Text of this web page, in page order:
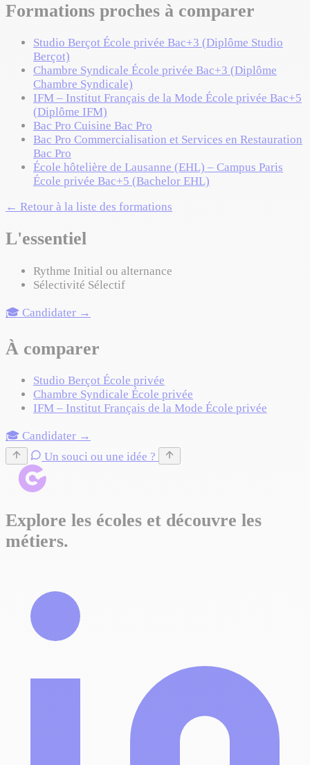
Formations proches à comparer
Studio Berçot École privée Bac+3 (Diplôme Studio
Berçot)
Chambre Syndicale École privée Bac+3 (Diplôme
Chambre Syndicale)
IFM – Institut Français de la Mode École privée Bac+5
(Diplôme IFM)
Bac Pro Cuisine Bac Pro
Bac Pro Commercialisation et Services en Restauration
Bac Pro
École hôtelière de Lausanne (EHL) – Campus Paris
École privée Bac+5 (Bachelor EHL)
← Retour à la liste des formations
L'essentiel
Rythme Initial ou alternance
Sélectivité Sélectif
🎓 Candidater →
À comparer
Studio Berçot École privée
Chambre Syndicale École privée
IFM – Institut Français de la Mode École privée
🎓 Candidater →
Un souci ou une idée ?
Explore les écoles et découvre les
métiers.